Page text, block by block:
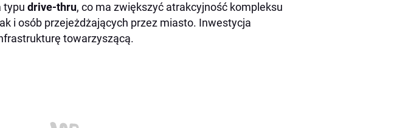
typu drive-thru, co ma zwiększyć atrakcyjność kompleksu
i osób przejeżdżających przez miasto. Inwestycja
towarzyszącą.